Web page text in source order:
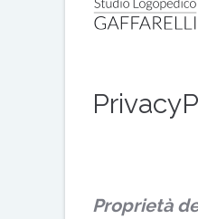
Proprietà